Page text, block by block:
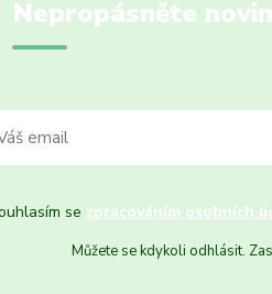
Nepropásněte
se zpracováním osobních
Můžete se kdykoli odhlásit.